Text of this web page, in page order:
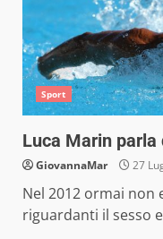
Sport
Luca Marin parla
GiovannaMar 27
Nel 2012 ormai non
riguardanti il sesso